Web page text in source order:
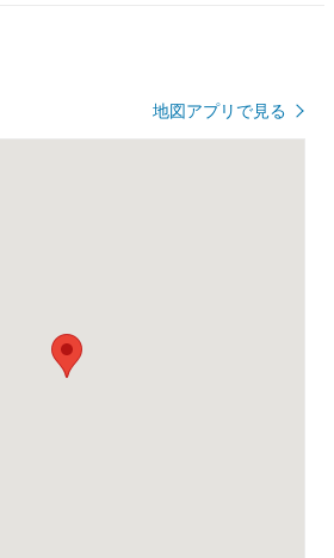
地図アプリで見る